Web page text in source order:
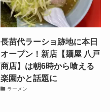
長苗代ラーショ跡地に本日
オープン！新店【麺屋 八戸
商店】は朝6時から喰える
楽園かと話題に
ラーメン